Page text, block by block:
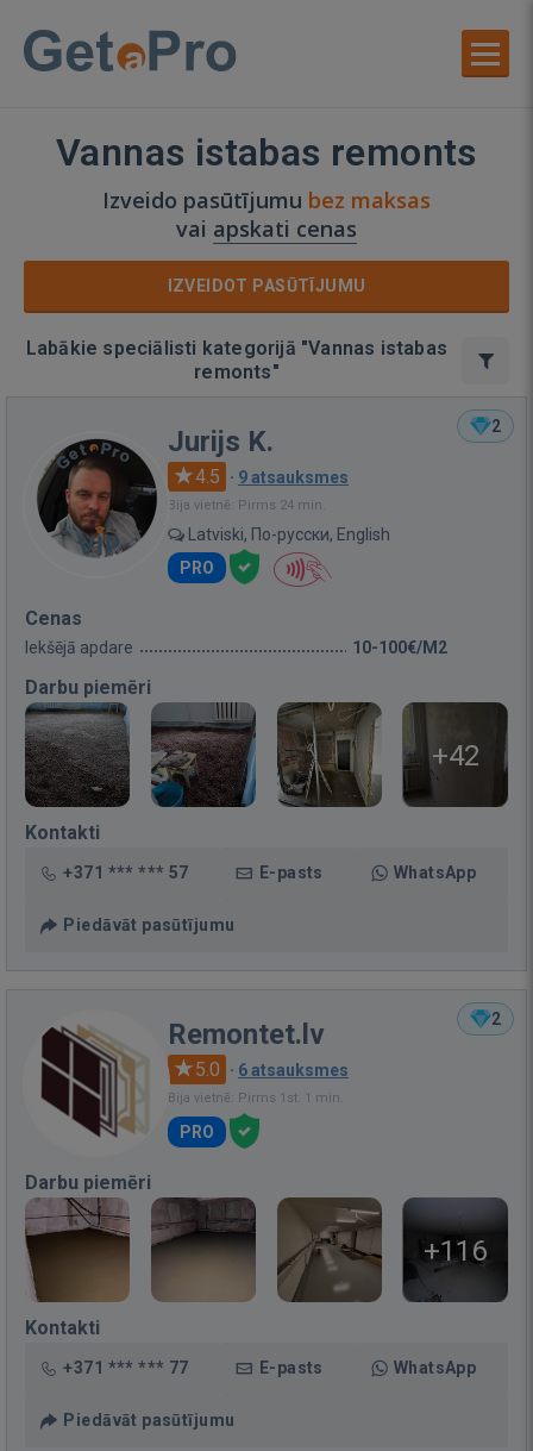
Vannas istabas remonts
Izveido pasūtījumu bez maksas
vai apskati cenas
IZVEIDOT PASŪTĪJUMU
Labākie speciālisti kategorijā "Vannas istabas
remonts"
2
Jurijs K.
4.5 · 9 atsauksmes
Bija vietnē: Pirms 24 min.
Latviski, По-русски, English
PRO
Cenas
Iekšējā apdare 10-100€/M2
Darbu piemēri
+42
Kontakti
+371 *** *** 57 E-pasts WhatsApp
Piedāvāt pasūtījumu
2
Remontet.lv
5.0 · 6 atsauksmes
Bija vietnē: Pirms 1st. 1 min.
PRO
Darbu piemēri
+116
Kontakti
+371 *** *** 77 E-pasts WhatsApp
Piedāvāt pasūtījumu